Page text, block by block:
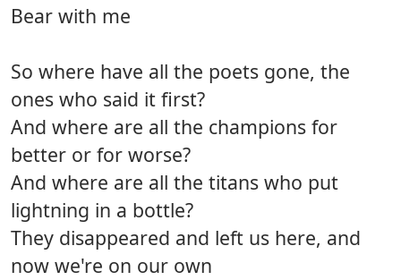
Bear with me
So where have all the poets gone, the
ones who said it first?
And where are all the champions for
better or for worse?
And where are all the titans who put
lightning in a bottle?
They disappeared and left us here, and
now we're on our own